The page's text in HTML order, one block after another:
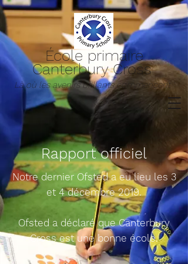
École primaire
Canterbury Cross
Là où les avenirs brillants commencent '
Rapport officiel
Notre dernier Ofsted a eu lieu les 3
et 4 décembre 2019.
Ofsted a déclaré que Canterbury
Cross est une bonne école.